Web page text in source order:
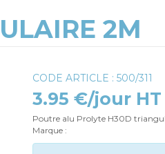
2M
CODE ARTICLE : 500/311
3.95 €/jour HT
Poutre alu Prolyte H30D
Marque :